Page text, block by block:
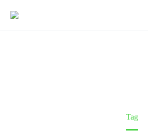
Tag